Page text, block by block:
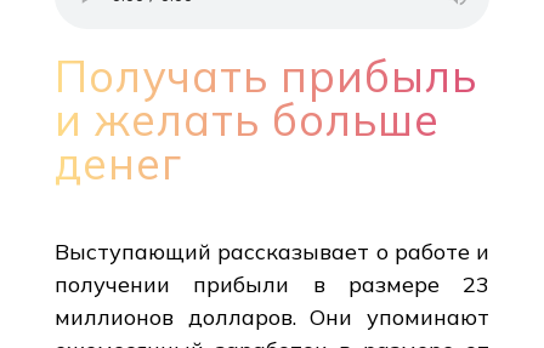
Получать прибыль
и желать больше
денег
Выступающий рассказывает о работе и
получении прибыли в размере 23
миллионов долларов. Они упоминают